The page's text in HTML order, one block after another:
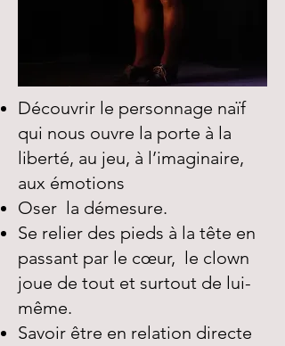
Découvrir le personnage naïf
qui nous ouvre la porte à la
liberté, au jeu, à l’imaginaire,
aux émotions
Oser la démesure.
Se relier des pieds à la tête en
passant par le cœur, le clown
joue de tout et surtout de lui-
même.
Savoir être en relation directe